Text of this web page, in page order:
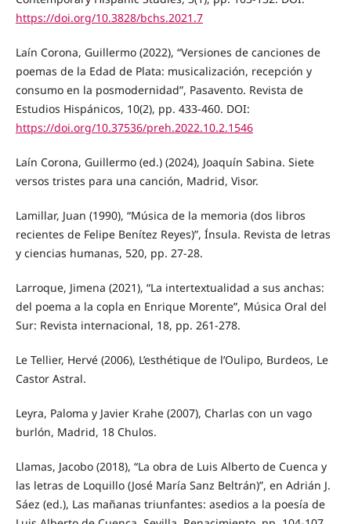
https://doi.org/10.3828/bchs.2021.7
Laín Corona, Guillermo (2022), “Versiones de canciones de
poemas de la Edad de Plata: musicalización, recepción y
consumo en la posmodernidad”, Pasavento. Revista de
Estudios Hispánicos, 10(2), pp. 433-460. DOI:
https://doi.org/10.37536/preh.2022.10.2.1546
Laín Corona, Guillermo (ed.) (2024), Joaquín Sabina. Siete
versos tristes para una canción, Madrid, Visor.
Lamillar, Juan (1990), “Música de la memoria (dos libros
recientes de Felipe Benítez Reyes)”, Ínsula. Revista de letras
y ciencias humanas, 520, pp. 27-28.
Larroque, Jimena (2021), “La intertextualidad a sus anchas:
del poema a la copla en Enrique Morente”, Música Oral del
Sur: Revista internacional, 18, pp. 261-278.
Le Tellier, Hervé (2006), L’esthétique de l’Oulipo, Burdeos, Le
Castor Astral.
Leyra, Paloma y Javier Krahe (2007), Charlas con un vago
burlón, Madrid, 18 Chulos.
Llamas, Jacobo (2018), “La obra de Luis Alberto de Cuenca y
las letras de Loquillo (José María Sanz Beltrán)”, en Adrián J.
Sáez (ed.), Las mañanas triunfantes: asedios a la poesía de